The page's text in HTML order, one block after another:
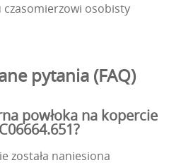
czasomierzowi osobisty
pytania (FAQ)
powłoka na kopercie
została naniesiona